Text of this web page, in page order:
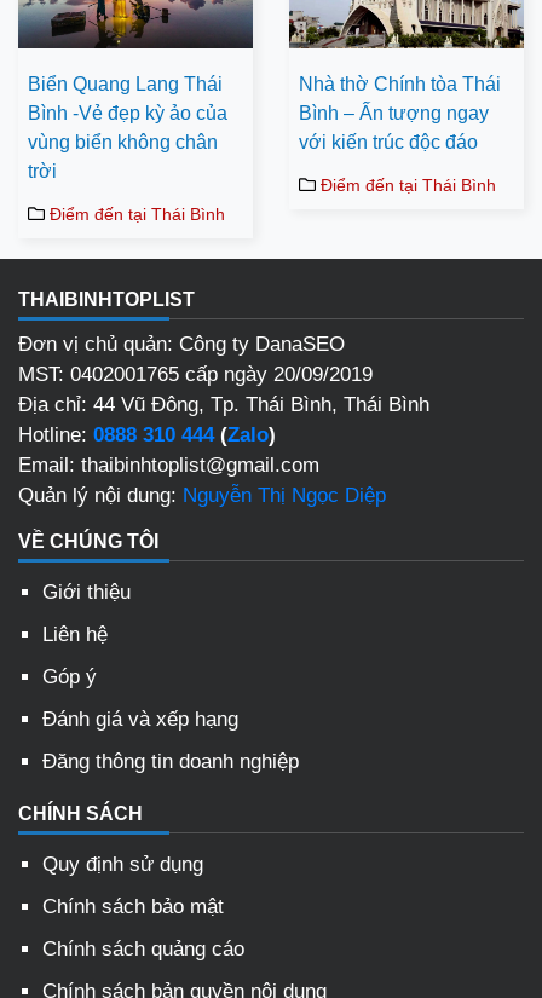
Biển Quang Lang Thái
Bình -Vẻ đẹp kỳ ảo của
vùng biển không chân
trời
Điểm đến tại Thái Bình
Nhà thờ Chính tòa Thái
Bình – Ấn tượng ngay
với kiến trúc độc đáo
Điểm đến tại Thái Bình
THAIBINHTOPLIST
Đơn vị chủ quản: Công ty DanaSEO
MST: 0402001765 cấp ngày 20/09/2019
Địa chỉ: 44 Vũ Đông, Tp. Thái Bình, Thái Bình
Hotline: 0888 310 444(Zalo)
Email: thaibinhtoplist@gmail.com
Quản lý nội dung: Nguyễn Thị Ngọc Diệp
VỀ CHÚNG TÔI
Giới thiệu
Liên hệ
Góp ý
Đánh giá và xếp hạng
Đăng thông tin doanh nghiệp
CHÍNH SÁCH
Quy định sử dụng
Chính sách bảo mật
Chính sách quảng cáo
Chính sách bản quyền nội dung